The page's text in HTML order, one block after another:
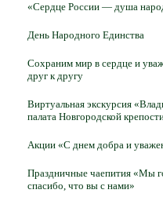
«Сердце России — душа
День Народного Единства
Сохраним мир в сердце и
друг к другу
Виртуальная экскурсия
палата Новгородской
Акции «С днем добра и
Праздничные чаепития «Мы
спасибо, что вы с нами»